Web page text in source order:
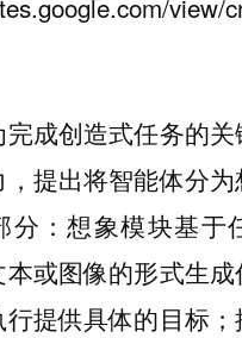
成创造式任务的
提出将智能体分
分：想象模块基于
或图像的形式生成
行提供具体的目标